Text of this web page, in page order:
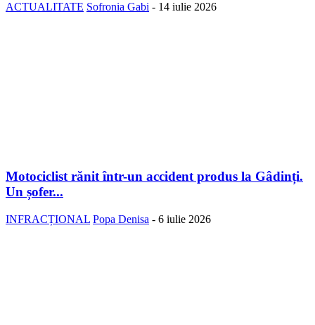
ACTUALITATE Sofronia Gabi - 14 iulie 2026
Motociclist rănit într-un accident produs la Gâdinți.
Un șofer...
INFRACȚIONAL Popa Denisa - 6 iulie 2026